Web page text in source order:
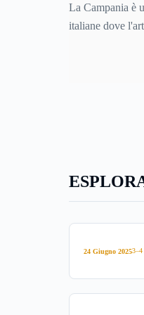
come stoviglie e
cucina.
La Campania è
italiane dove
24 Giugno 2025